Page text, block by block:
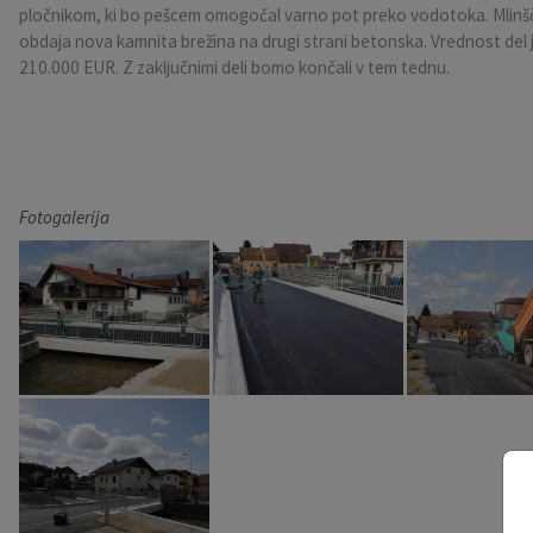
pločnikom, ki bo pešcem omogočal varno pot preko vodotoka.
obdaja nova kamnita brežina na drugi strani betonska. Vrednost del
210.000 EUR. Z zaključnimi deli bomo končali v tem tednu.
Fotogalerija
Pobratene občine
Občina Moravče
Občinska volilna komisija
Svet za preventivo in vzgojo v cestnem prometu
Katalog informacij javnega značaja
Uradne ure
Mladi
Oskrba s plinom
Srednja šola Domžale
Urejanje javnih površin
Pomembni kontakti
Občinski predpisi
Uradni vestnik
Proračun Občine
E-obvestila Občine
Lokalne volitve